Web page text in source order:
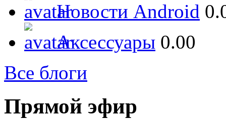
Новости Android
Аксессуары 0.00
Все блоги
Прямой эфир